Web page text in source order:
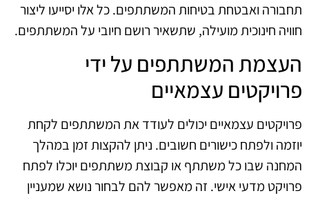
תחבורה ואבטחת בטיחות המשתתפים. כל אלו יסייעו ליצור
חוויה חינוכית מועילה, שתשאיר רושם חיובי על המשתתפים.
העצמת המשתתפים על ידי
פרויקטים עצמאיים
פרויקטים עצמאיים יכולים לעודד את המשתתפים לקחת
יוזמה ולפתח כישורים חשובים. ניתן להקצות זמן במהלך
המחנה שבו כל משתתף או קבוצת משתתפים יוכלו לפתח
פרויקט מדעי אישי. זה מאפשר להם לבחור נושא שמעניין